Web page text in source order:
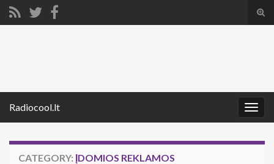
Radiocool.lt
CATEGORY: ĮDOMIOS REKLAMOS